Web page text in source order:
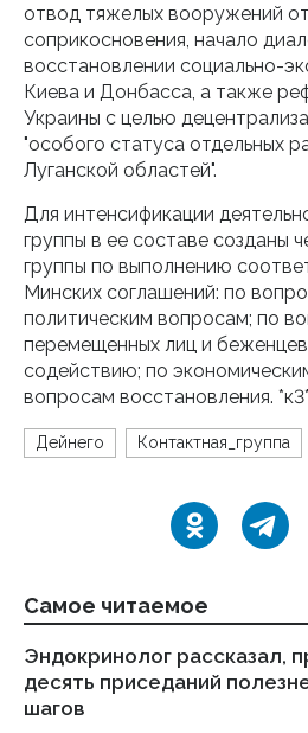
отвод тяжелых вооружений
соприкосновения, начало
восстановлении социально-
Киева и Донбасса, а также
Украины с целью
"особого статуса отдельных
Луганской областей".
Для интенсификации
группы в ее составе созданы
группы по выполнению
Минских соглашений: по
политическим вопросам; по
перемещенных лиц и
содействию; по
вопросам восстановления.
Дейнего Контактная_группа
Самое читаемое
Эндокринолог рассказал,
десять приседаний
шагов